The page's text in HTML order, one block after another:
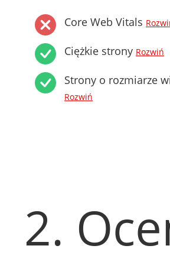
Core Web Vitals
Ciężkie strony Rozwiń
Strony o rozmiarze
Rozwiń
2.